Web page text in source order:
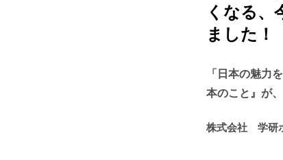
くなる、
ました！
「日本の魅力
本のこと』が
株式会社 学研